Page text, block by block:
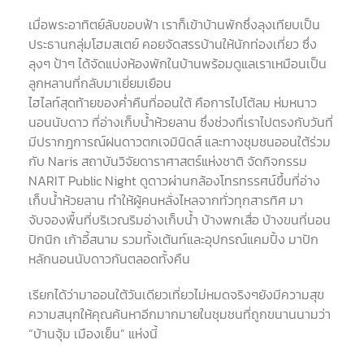
เมื่อพระอาทิตย์ลับขอบฟ้า เราก็เข้าบ้านพักซึ่งลุงเทียบเป็น
ประธานกลุ่มโฮมสเตย์ คอยจัดสรรบ้านให้นักท่องเที่ยว ซึ่ง
ลุงๆ ป้าๆ ได้จัดแบ่งห้องพักในบ้านพร้อมดูแลเราเหมือนเป็น
ลูกหลานที่กลับมาเยี่ยมเยือน
ไฮไลท์สุดท้ายของค่ำคืนที่ออนใต้ คือการไปโต้ลม ห่มหนาว
นอนนับดาว ที่อ่างเก็บน้ำห้วยลาน ซึ่งช่วงที่เราไปตรงกับวันที่
มีปรากฎการณ์ฝนดาวตกเจมินิดส์ และทางชุมชนออนใต้ร่วม
กับ Naris สถาบันวิจัยดาราศาสตร์แห่งชาติ จัดกิจกรรม
NARIT Public Nightดูดาวผ่านกล้องโทรทรรศน์ขึ้นที่อ่าง
เก็บน้ำห้วยลาน ทำให้ผู้คนหลั่งไหลจากทั่วทุกสารทิศ มา
จับจองพื้นที่บริเวณริมอ่างเก็บน้ำ บ้างพกเสื่อ บ้างขนที่นอน
ปิกนิก เก้าอี้สนาม รวมทั้งเต้นท์และอุปกรณ์แคมปิ้ง มาปัก
หลักนอนนับดาวกันตลอดทั้งคืน
เรียกได้ว่ามาออนใต้วันเดียวเที่ยวไม่หมดจริงๆยังมีความสุข
ความสนุกให้คุณค้นหาอีกมากมายในชุมชนที่ถูกขนานนามว่า
“บ้านจุ้ม เมืองเย็น” แห่งนี้